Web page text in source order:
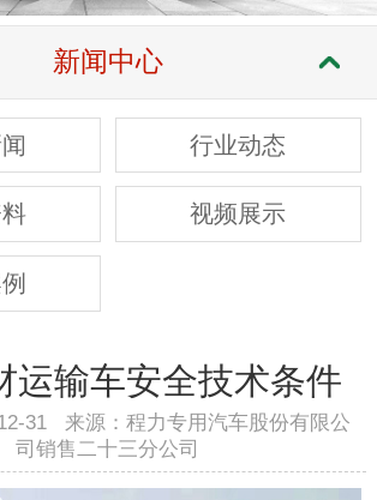
新闻中心
行业动态
视频展示
运输车安全技术条件
31 来源：程力专用汽车股份有限公
司销售二十三分公司